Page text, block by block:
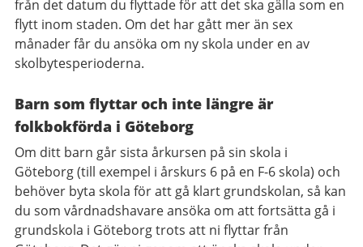
från det datum du flyttade för att det ska gälla som en
flytt inom staden. Om det har gått mer än sex
månader får du ansöka om ny skola under en av
skolbytesperioderna.
Barn som flyttar och inte längre är
folkbokförda i Göteborg
Om ditt barn går sista årkursen på sin skola i
Göteborg (till exempel i årskurs 6 på en F-6 skola) och
behöver byta skola för att gå klart grundskolan, så kan
du som vårdnadshavare ansöka om att fortsätta gå i
grundskola i Göteborg trots att ni flyttar från